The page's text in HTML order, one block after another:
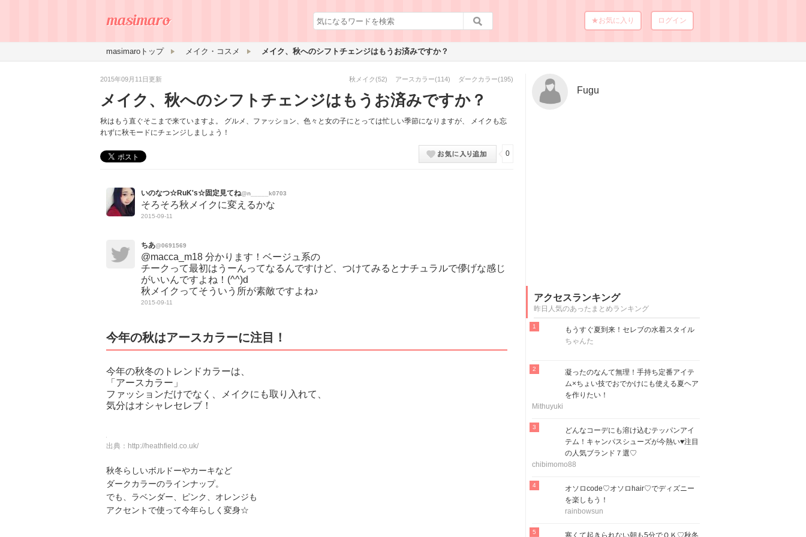
★お気に入り ログイン
masimaroトップ メイク・コスメ メイク、秋へのシフトチェンジはもうお済みですか？
2015年09月11日更新 秋メイク(52) アースカラー(114) ダークカラー(195)
メイク、秋へのシフトチェンジはもうお済みですか？
秋はもう直ぐそこまで来ていますよ。 グルメ、ファッション、色々と女の子にとっては忙しい季節になりますが、 メイクも忘
れずに秋モードにチェンジしましょう！
0
いのなつ☆RuK's☆固定見てね@n_____k0703
そろそろ秋メイクに変えるかな
2015-09-11
ちあ@0691569
@macca_m18 分かります！ベージュ系の
チークって最初はうーんってなるんですけど、つけてみるとナチュラルで儚げな感じ
がいいんですよね！(^^)d
秋メイクってそういう所が素敵ですよね♪
2015-09-11
今年の秋はアースカラーに注目！
今年の秋冬のトレンドカラーは、
「アースカラー」
ファッションだけでなく、メイクにも取り入れて、
気分はオシャレセレブ！
出典： http://heathfield.co.uk/
秋冬らしいボルドーやカーキなど
ダークカラーのラインナップ。
でも、ラベンダー、ピンク、オレンジも
アクセントで使って今年らしく変身☆
Fugu
アクセスランキング
昨日人気のあったまとめランキング
もうすぐ夏到来！セレブの水着スタイル
ちゃんた
凝ったのなんて無理！手持ち定番アイテ
ム×ちょい技でおでかけにも使える夏ヘア
を作りたい！
Mithuyuki
どんなコーデにも溶け込むテッパンアイ
テム！キャンパスシューズが今熱い♥注目
の人気ブランド７選♡
chibimomo88
オソロcode♡オソロhair♡でディズニー
を楽しもう！
rainbowsun
寒くて起きられない朝も5分でＯＫ♡秋冬